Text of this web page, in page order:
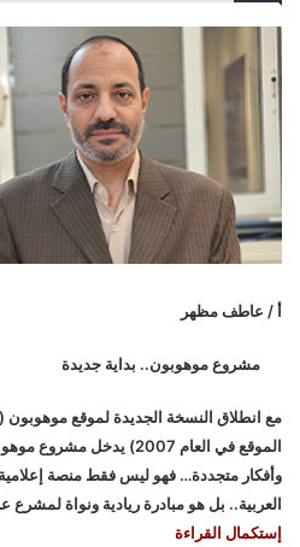
أ / عاطف مظهر
مشروع موهوبون.. بداية جديدة
مع انطلاق النسخة الجديدة لموقع موهوبون
الموقع في العام 2007)
وأفكار متجددة… فهو ليس فقط منصة إعلامية
العربية.. بل هو مبادرة ريادية ونواة
إستكمال القراءة